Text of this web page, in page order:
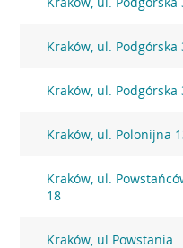
Kraków, ul. Podgórska
Kraków, ul. Podgórska
Kraków, ul. Polonijna
Kraków, ul.
18
Kraków, ul.Powstania